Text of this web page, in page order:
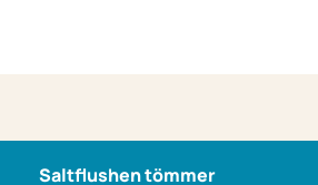
Saltflushen tömmer